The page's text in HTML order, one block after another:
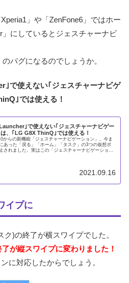
」や「ZenFone6」ではホー
」にしているとジェスチャーナビ
バグになるのでしょうか。
｣で使えない｢ジェスチャーナビゲ
｣では使える！
｣で使えない｢ジェスチャーナビゲー
、｢LG G8X ThinQ｣では使える！
からの新機能「ジェスチャーナビゲーション」。今ま
あった「戻る」「ホーム」「タスク」の3つの仮想ボ
されました。実はこの「ジェスチャーナビゲーショ
2021.09.16
イプに
)の終了が横スワイプでした。
が縦スワイプに変わりました！
に対応したからでしょう。